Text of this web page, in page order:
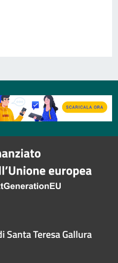
Santa Teresa Gallura